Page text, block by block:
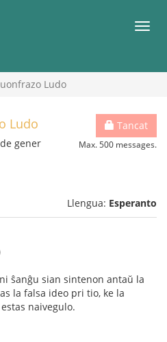
Ludo
Tancat
Max. 500 messages.
Ludo
gener
Llengua: Esperanto
ŝanĝu sian sintenon antaŭ la
la falsa ideo pri tio, ke la
naivegulo.